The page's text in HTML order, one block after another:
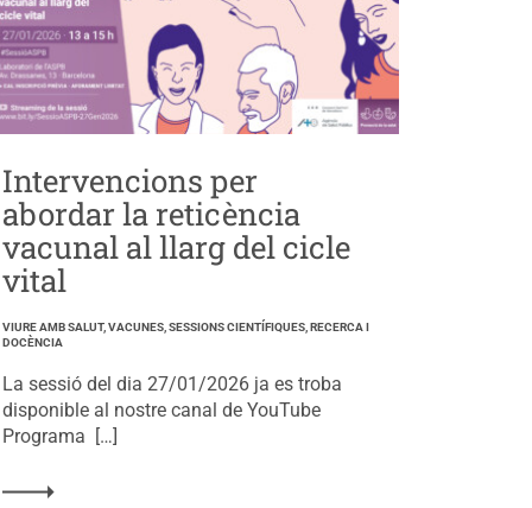
Intervencions per
abordar la reticència
vacunal al llarg del cicle
vital
VIURE AMB SALUT, VACUNES, SESSIONS CIENTÍFIQUES, RECERCA I
DOCÈNCIA
La sessió del dia 27/01/2026 ja es troba
disponible al nostre canal de YouTube
Programa […]